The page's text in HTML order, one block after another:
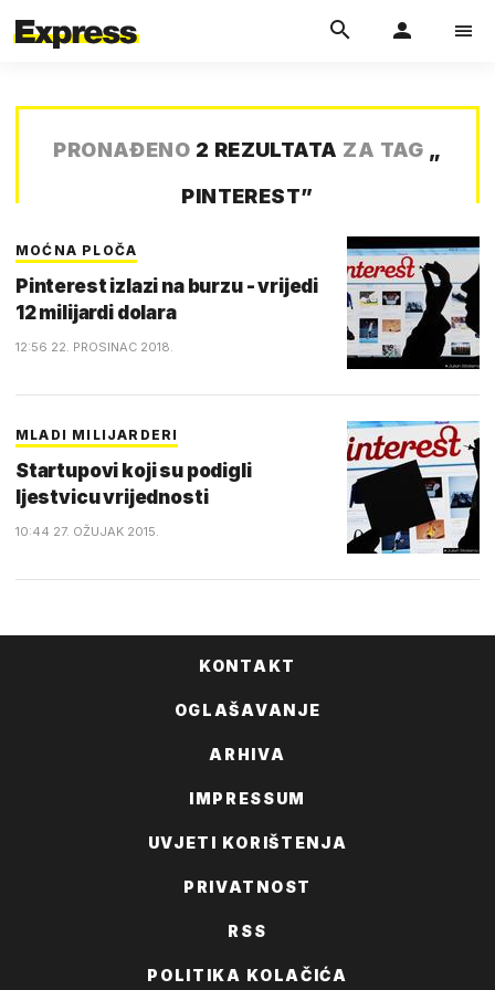
PRONAĐENO 2 REZULTATA ZA TAG „
PINTEREST”
MOĆNA PLOČA
Pinterest izlazi na burzu - vrijedi
12 milijardi dolara
12:56 22. PROSINAC 2018.
MLADI MILIJARDERI
Startupovi koji su podigli
ljestvicu vrijednosti
10:44 27. OŽUJAK 2015.
KONTAKT
OGLAŠAVANJE
ARHIVA
IMPRESSUM
UVJETI KORIŠTENJA
PRIVATNOST
RSS
POLITIKA KOLAČIĆA